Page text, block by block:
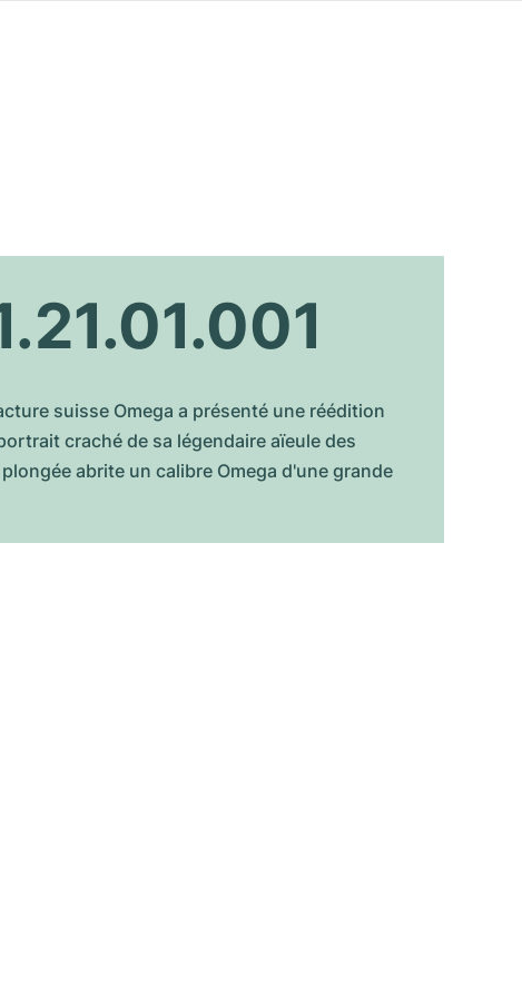
suisse Omega a présenté une réédition
craché de sa légendaire aïeule des
abrite un calibre Omega d'une grande